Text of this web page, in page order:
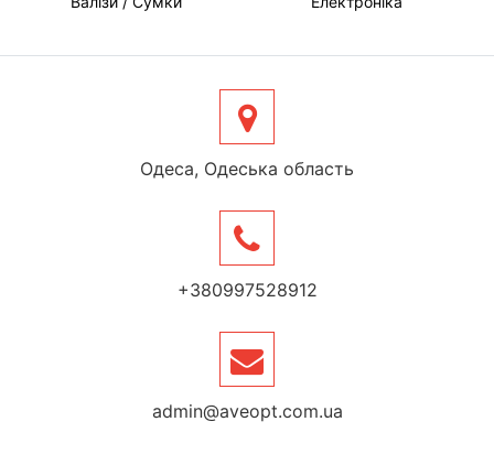
Одеса, Одеська область
+380997528912
admin@aveopt.com.ua